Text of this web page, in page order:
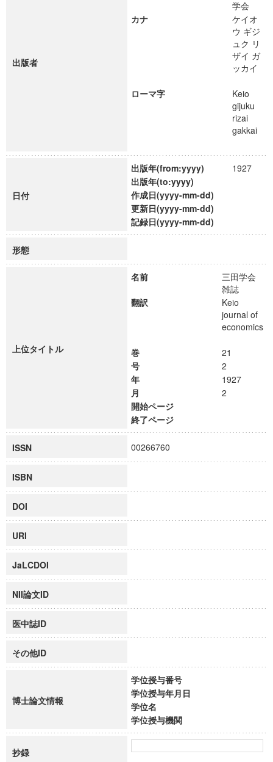
出版者
学会
カナ
ケイオ
ウ ギジ
ュク リ
ザイ ガ
ッカイ
ローマ字
Keio
gijuku
rizai
gakkai
日付
出版年(from:yyyy)
1927
出版年(to:yyyy)
作成日(yyyy-mm-dd)
更新日(yyyy-mm-dd)
記録日(yyyy-mm-dd)
形態
上位タイトル
名前
三田学会
雑誌
翻訳
Keio
journal of
economics
巻
21
号
2
年
1927
月
2
開始ページ
終了ページ
ISSN 00266760
ISBN
DOI
URI
JaLCDOI
NII論文ID
医中誌ID
その他ID
博士論文情報
学位授与番号
学位授与年月日
学位名
学位授与機関
抄録